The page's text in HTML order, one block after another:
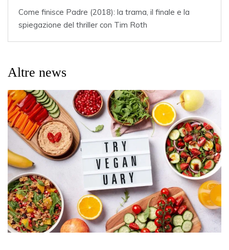
Come finisce Padre (2018): la trama, il finale e la
spiegazione del thriller con Tim Roth
Altre news